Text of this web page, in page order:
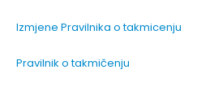
Izmjene Pravilnika o takmicenju
Pravilnik o takmičenju